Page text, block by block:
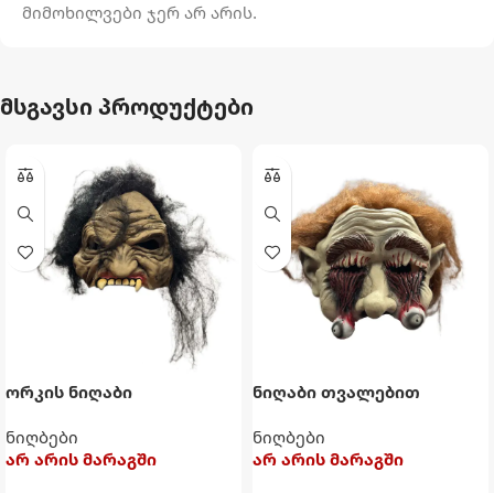
მიმოხილვები ჯერ არ არის.
მსგავსი პროდუქტები
ორკის ნიღაბი
ნიღბები
არ არის მარაგში
ნიღაბი თვალებით
ნიღბები
არ არის მარაგში